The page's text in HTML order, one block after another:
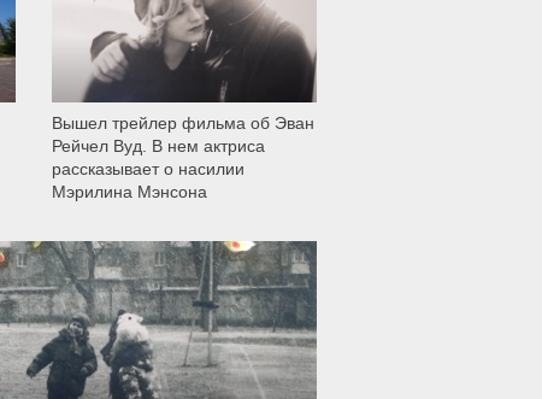
Вышел трейлер фильма об Эван
Рейчел Вуд. В нем актриса
рассказывает о насилии
Мэрилина Мэнсона